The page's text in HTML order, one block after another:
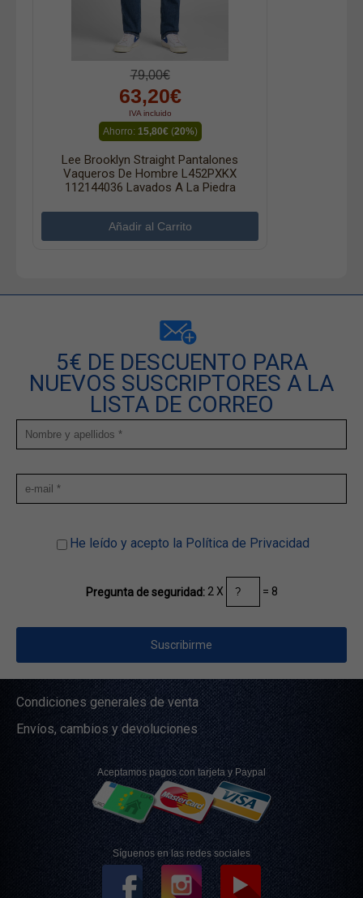
79,00€
63,20€
IVA incluido
Ahorro: 15,80€(20%)
Lee Brooklyn Straight Pantalones
Vaqueros De Hombre L452PXKX
112144036 Lavados A La Piedra
5€ DE DESCUENTO PARA
NUEVOS SUSCRIPTORES A LA
LISTA DE CORREO
He leído y acepto la Política de Privacidad
Pregunta de seguridad: 2 X = 8
Condiciones generales de venta
Envíos, cambios y devoluciones
Aceptamos pagos con tarjeta y Paypal
Síguenos en las redes sociales